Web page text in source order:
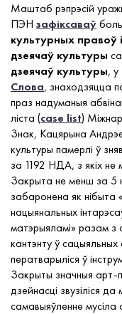
Маштаб рэпрэсій
ПЭН зафіксаваў
культурных правоў
дзеячаў культуры
дзеячаў культуры, у
Слова, знаходзяцца
праз надуманыя
ліста (case list)
Знак, Кацярына
культуры памерлі ў
за 1192 НДА, з якіх не
Закрыта не менш за 5
забаронена як
нацыянальных
матэрыяламі» разам з
кантэнту ў
ператварыліся ў
Закрыты значныя арт-
дзейнасці звузіліся
самавыяўленне мусіла